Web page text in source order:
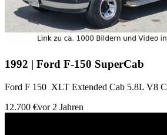
1992 | Ford F-150 SuperCab
Ford F 150 XLT Extended Cab 5.8L V8
12.700 €vor 2 Jahren